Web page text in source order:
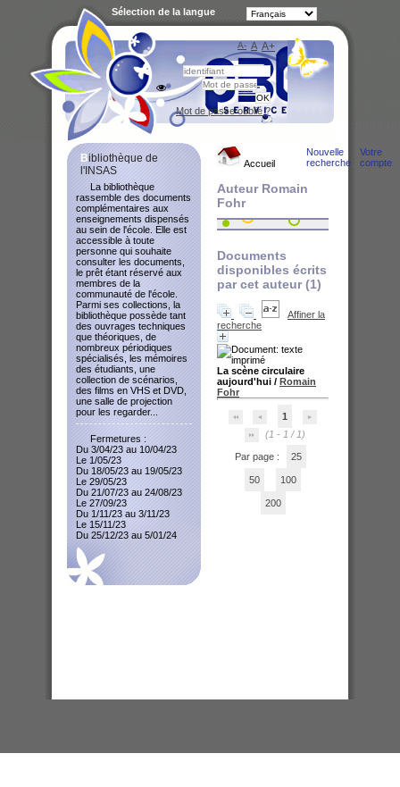
Accueil
Nouvelle
recherche
Votre
compte
Auteur Romain
Fohr
Documents
disponibles écrits
par cet auteur (1)
Affiner la
recherche
La scène circulaire
aujourd'hui / Romain
Fohr
1
(1 - 1 / 1)
Par page : 25
50 100
200
Bibliothèque de
l'INSAS
La bibliothèque
rassemble des documents
complémentaires aux
enseignements dispensés
au sein de l'école. Elle est
accessible à toute
personne qui souhaite
consulter les documents,
le prêt étant réservé aux
membres de la
communauté de l'école.
Parmi ses collections, la
bibliothèque possède tant
des ouvrages techniques
que théoriques, de
nombreux périodiques
spécialisés, les mémoires
des étudiants, une
collection de scénarios,
des films en VHS et DVD,
une salle de projection
pour les regarder...
Fermetures :
Du 3/04/23 au 10/04/23
Le 1/05/23
Du 18/05/23 au 19/05/23
Le 29/05/23
Du 21/07/23 au 24/08/23
Le 27/09/23
Du 1/11/23 au 3/11/23
Le 15/11/23
Du 25/12/23 au 5/01/24
A- A A+
Sélection de la langue
Mot de passe oublié ?